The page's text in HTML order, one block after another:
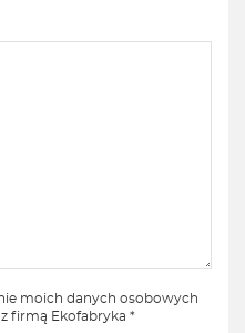
moich danych osobowych
firmą Ekofabryka *